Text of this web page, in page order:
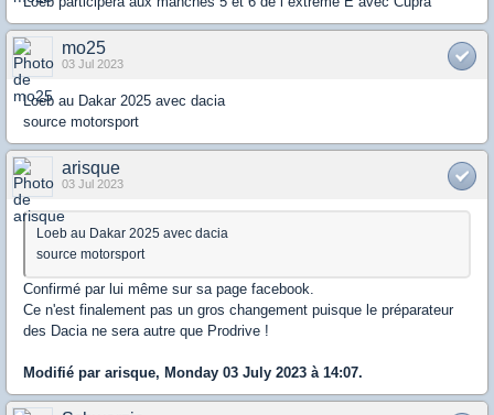
mo25
03 Jul 2023
Loeb au Dakar 2025 avec dacia
source motorsport
arisque
03 Jul 2023
Loeb au Dakar 2025 avec dacia
source motorsport
Confirmé par lui même sur sa page facebook.
Ce n'est finalement pas un gros changement puisque le préparateur
des Dacia ne sera autre que Prodrive !
Modifié par arisque, Monday 03 July 2023 à 14:07.